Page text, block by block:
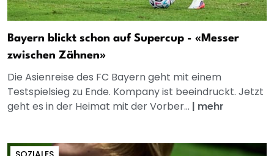
Bayern blickt schon auf Supercup - «Messer
zwischen Zähnen»
Die Asienreise des FC Bayern geht mit einem
Testspielsieg zu Ende. Kompany ist beeindruckt. Jetzt
geht es in der Heimat mit der Vorber... | mehr